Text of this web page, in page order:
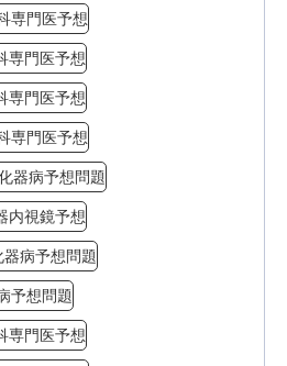
専門医予想
専門医予想
専門医予想
専門医予想
器病予想問題
内視鏡予想
病予想問題
予想問題
専門医予想